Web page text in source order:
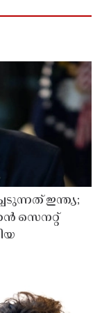
ഇന്ത്യ;
സെനറ്റ്